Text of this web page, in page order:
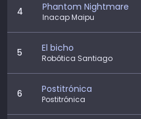
4 Phantom Nightmare
Inacap Maipu
5 El bicho
Robótica Santiago
6 Postitrónica
Postitrónica